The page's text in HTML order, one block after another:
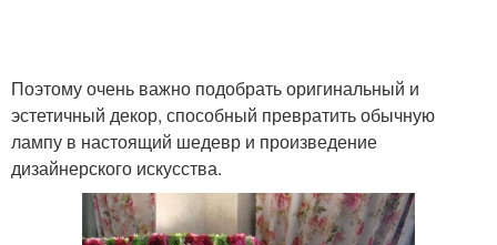
Поэтому очень важно подобрать оригинальный и
эстетичный декор, способный превратить обычную
лампу в настоящий шедевр и произведение
дизайнерского искусства.